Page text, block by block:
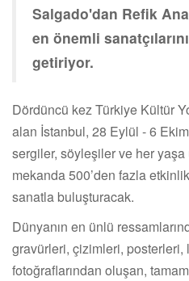
Salgado'dan Refik
en önemli
getiriyor.
Dördüncü kez Türkiye Kültür
alan İstanbul, 28 Eylül - 6
sergiler, söyleşiler ve her yaşa
mekanda 500’den fazla
sanatla buluşturacak.
Dünyanın en ünlü
gravürleri, çizimleri, posterleri,
fotoğraflarından oluşan,